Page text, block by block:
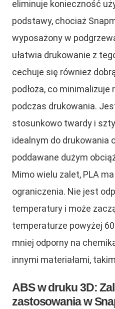
eliminuje konieczność
podstawy, chociaż
wyposażony w
ułatwia drukowanie z
cechuje się również
podłoża, co minimalizuje
podczas drukowania.
stosunkowo twardy i
idealnym do drukowania
poddawane dużym
Mimo wielu zalet, PLA
ograniczenia. Nie jest
temperatury i może
temperaturze powyżej
mniej odporny na
innymi materiałami,
ABS w druku 3D:
zastosowania w